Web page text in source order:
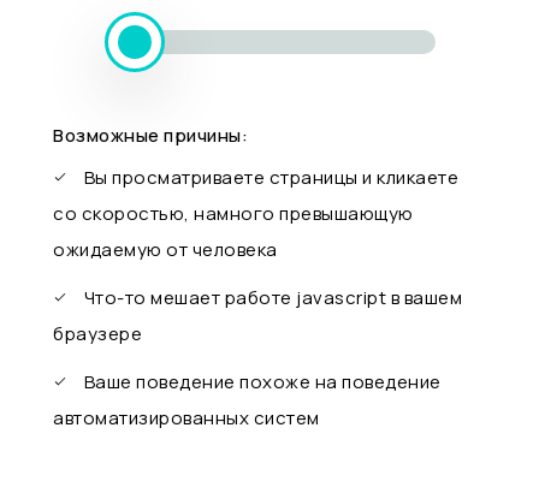
Возможные причины:
Вы просматриваете страницы и кликаете
со скоростью, намного превышающую
ожидаемую от человека
Что-то мешает работе javascript в вашем
браузере
Ваше поведение похоже на поведение
автоматизированных систем